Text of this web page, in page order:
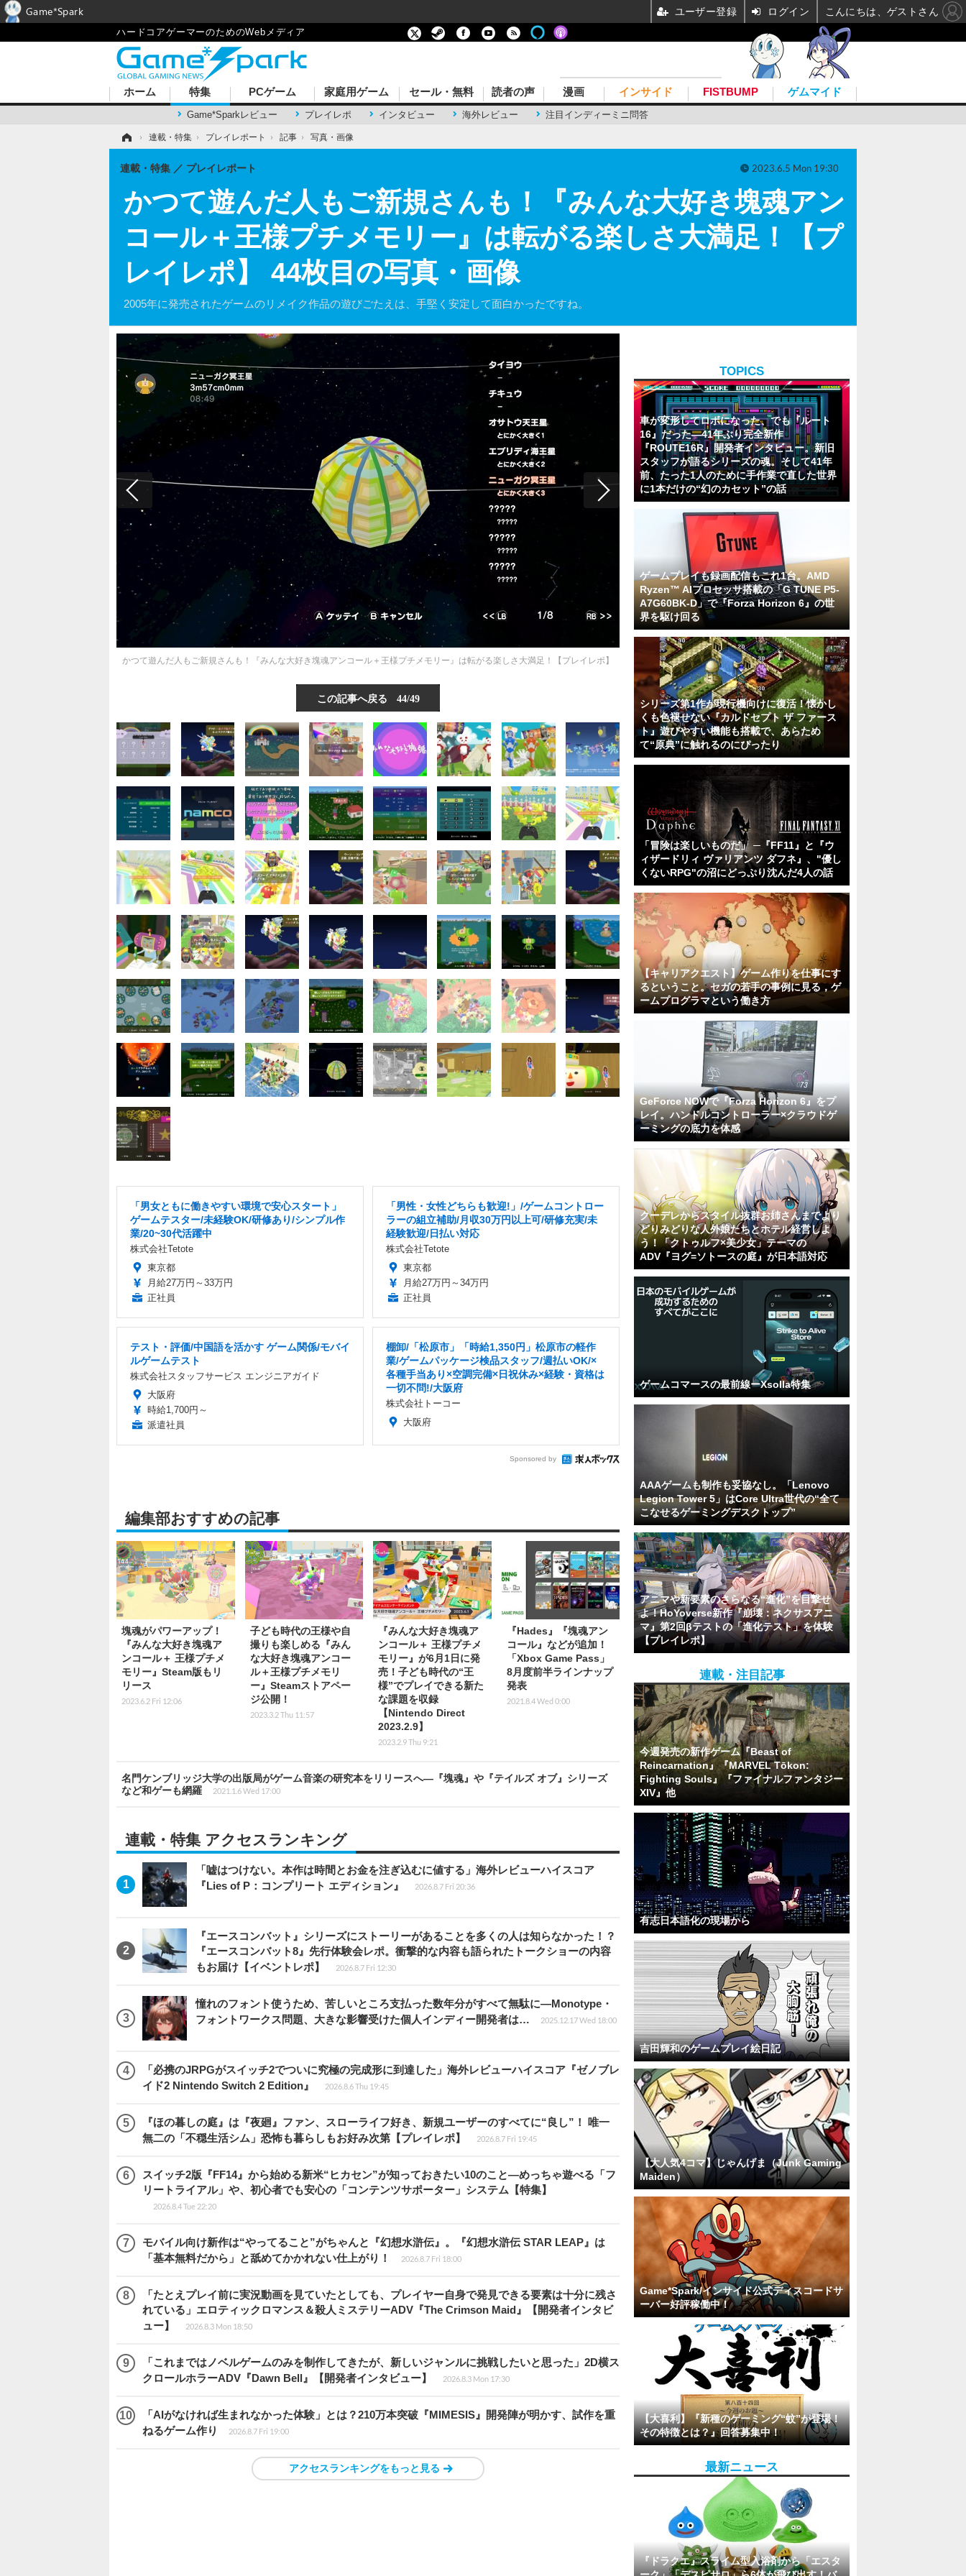
ハードコアゲーマーのためのWebメディア
ホーム 特集
Game*Sparkレビュー プレイレポ インタビュー 海外レビュー 注目インディーミニ問答
PCゲーム 家庭用ゲーム セール・無料 読者の声 漫画 インサイド FISTBUMP ゲムマイド
› 連載・特集 › プレイレポート › 記事 › 写真・画像
かつて遊んだ人もご新規さんも！『みんな大好き塊魂アン
コール＋王様プチメモリー』は転がる楽しさ大満足！【プ
レイレポ】 44枚目の写真・画像
2005年に発売されたゲームのリメイク作品の遊びごたえは、手堅く安定して面白かったですね。
連載・特集 プレイレポート 2023.6.5 Mon 19:30
かつて遊んだ人もご新規さんも！『みんな大好き塊魂アンコール＋王様プチメモリー』は転がる楽しさ大満足！【プレイレポ】
この記事へ戻る 44/49
「男女ともに働きやすい環境で安心スタート」
ゲームテスター/未経験OK/研修あり/シンプル作
業/20~30代活躍中
株式会社Tetote
東京都
月給27万円～33万円
正社員
「男性・女性どちらも歓迎!」/ゲームコントロー
ラーの組立補助/月収30万円以上可/研修充実/未
経験歓迎/日払い対応
株式会社Tetote
東京都
月給27万円～34万円
正社員
テスト・評価/中国語を活かす ゲーム関係/モバイ
ルゲームテスト
株式会社スタッフサービス エンジニアガイド
大阪府
時給1,700円～
派遣社員
棚卸/「松原市」「時給1,350円」松原市の軽作
業/ゲームパッケージ検品スタッフ/週払いOK/×
各種手当あり×空調完備×日祝休み×経験・資格は
一切不問!/大阪府
株式会社トーコー
大阪府
Sponsored by
編集部おすすめの記事
塊魂がパワーアップ！
『みんな大好き塊魂ア
ンコール＋ 王様プチメ
モリー』Steam版もリ
リース
2023.6.2 Fri 12:06
子ども時代の王様や自
撮りも楽しめる『みん
な大好き塊魂アンコー
ル＋王様プチメモリ
ー』Steamストアペー
ジ公開！
2023.3.2 Thu 11:57
『みんな大好き塊魂ア
ンコール＋ 王様プチメ
モリー』が6月1日に発
売！子ども時代の“王
様”でプレイできる新た
な課題を収録
【Nintendo Direct
2023.2.9】
2023.2.9 Thu 9:21
『Hades』『塊魂アン
コール』などが追加！
「Xbox Game Pass」
8月度前半ラインナップ
発表
2021.8.4 Wed 0:00
名門ケンブリッジ大学の出版局がゲーム音楽の研究本をリリースへ―『塊魂』や『テイルズ オブ』シリーズ
など和ゲーも網羅
2021.1.6 Wed 17:00
連載・特集 アクセスランキング
「嘘はつけない。本作は時間とお金を注ぎ込むに値する」海外レビューハイスコア
『Lies of P：コンプリート エディション』
2026.8.7 Fri 20:36
『エースコンバット』シリーズにストーリーがあることを多くの人は知らなかった！？
『エースコンバット8』先行体験会レポ。衝撃的な内容も語られたトークショーの内容
もお届け【イベントレポ】
2026.8.7 Fri 12:30
憧れのフォント使うため、苦しいところ支払った数年分がすべて無駄に―Monotype・
フォントワークス問題、大きな影響受けた個人インディー開発者は…
2025.12.17 Wed 18:00
「必携のJRPGがスイッチ2でついに究極の完成形に到達した」海外レビューハイスコア『ゼノブレ
イド2 Nintendo Switch 2 Edition』
2026.8.6 Thu 19:45
『ほの暮しの庭』は『夜廻』ファン、スローライフ好き、新規ユーザーのすべてに“良し”！ 唯一
無二の「不穏生活シム」恐怖も暮らしもお好み次第【プレイレポ】
2026.8.7 Fri 19:45
スイッチ2版『FF14』から始める新米“ヒカセン”が知っておきたい10のこと―めっちゃ遊べる「フ
リートライアル」や、初心者でも安心の「コンテンツサポーター」システム【特集】
2026.8.4 Tue 22:20
モバイル向け新作は“やってること”がちゃんと『幻想水滸伝』。『幻想水滸伝 STAR LEAP』は
「基本無料だから」と舐めてかかれない仕上がり！
2026.8.7 Fri 18:00
「たとえプレイ前に実況動画を見ていたとしても、プレイヤー自身で発見できる要素は十分に残さ
れている」エロティックロマンス＆殺人ミステリーADV『The Crimson Maid』【開発者インタビ
ュー】
2026.8.3 Mon 18:50
「これまではノベルゲームのみを制作してきたが、新しいジャンルに挑戦したいと思った」2D横ス
クロールホラーADV『Dawn Bell』【開発者インタビュー】
2026.8.3 Mon 17:30
「AIがなければ生まれなかった体験」とは？210万本突破『MIMESIS』開発陣が明かす、試作を重
ねるゲーム作り
2026.8.7 Fri 19:00
アクセスランキングをもっと見る
TOPICS
車が変形してロボになった、でも『ルート
16』だった―41年ぶり完全新作
『ROUTE16R』開発者インタビュー。新旧
スタッフが語るシリーズの魂。そして41年
前、たった1人のために手作業で直した世界
に1本だけの“幻のカセット”の話
ゲームプレイも録画配信もこれ1台。AMD
Ryzen™ AIプロセッサ搭載の「G TUNE P5-
A7G60BK-D」で『Forza Horizon 6』の世
界を駆け回る
シリーズ第1作が現行機向けに復活！懐かし
くも色褪せない『カルドセプト ザ ファース
ト』遊びやすい機能も搭載で、あらため
て“原典”に触れるのにぴったり
「冒険は楽しいものだ」 ─『FF11』と『ウ
ィザードリィ ヴァリアンツ ダフネ』、"優し
くないRPG"の沼にどっぷり沈んだ4人の話
【キャリアクエスト】ゲーム作りを仕事にす
るということ。セガの若手の事例に見る，ゲ
ームプログラマという働き方
GeForce NOWで『Forza Horizon 6』をプ
レイ。ハンドルコントローラー×クラウドゲ
ーミングの底力を体感
クーデレからスタイル抜群お姉さんまでより
どりみどりな人外娘たちとホテル経営しよ
う！「クトゥルフ×美少女」テーマの
ADV『ヨグ=ソトースの庭』が日本語対応
ゲームコマースの最前線ーXsolla特集
AAAゲームも制作も妥協なし。「Lenovo
Legion Tower 5」はCore Ultra世代の“全て
こなせるゲーミングデスクトップ”
アニマや新要素のさらなる“進化”を目撃せ
よ！HoYoverse新作『崩壊：ネクサスアニ
マ』第2回βテストの「進化テスト」を体験
【プレイレポ】
連載・注目記事
今週発売の新作ゲーム『Beast of
Reincarnation』『MARVEL Tōkon:
Fighting Souls』『ファイナルファンタジー
XIV』他
有志日本語化の現場から
吉田輝和のゲームプレイ絵日記
【大人気4コマ】じゃんげま（Junk Gaming
Maiden）
Game*Spark/インサイド公式ディスコードサ
ーバー好評稼働中！
【大喜利】『新種のゲーミング“蚊”が登場！
その特徴とは？』回答募集中！
最新ニュース
『ドラクエ』スライム型入浴剤から「エスタ
Game*Spark ユーザー登録 ログイン こんにちは、ゲストさん